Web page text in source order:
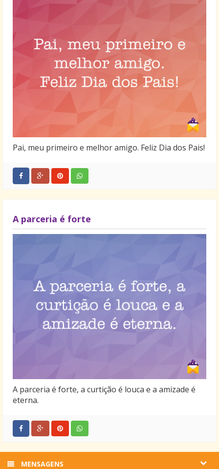
Pai, meu primeiro e melhor amigo. Feliz Dia dos Pais!
A parceria é forte
A parceria é forte, a curtição é louca e a amizade é
eterna.
MENSAGENS